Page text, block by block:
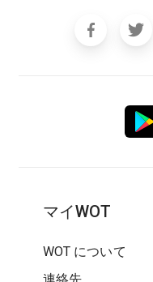
マイWOT
WOT について